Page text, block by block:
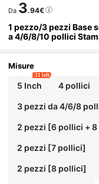
Da 3.94€
1 pezzo/3 pezzi Base
a 4/6/8/10 pollici
unta per aumentare
Misure
5 Inch
31 left
4 pollici
3 pezzi da 4/6/8
2 pezzi [6 pollici +
2 pezzi [7 pollici]
2 pezzi [8 pollici]